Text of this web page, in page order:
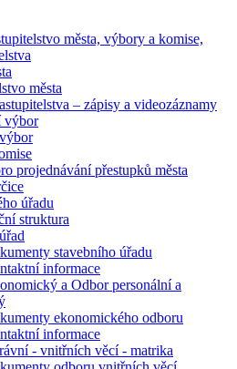
města, výbory a komise,
města
– zápisy a videozáznamy
výbor
projednávání přestupků města
úřadu
struktura
stavebního úřadu
informace
a Odbor personální a
ekonomického odboru
informace
- vnitřních věcí - matrika